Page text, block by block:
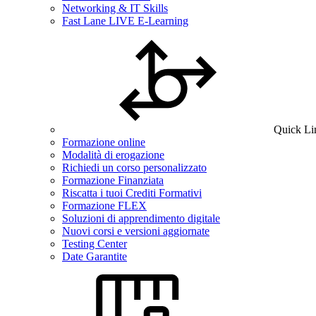
Networking & IT Skills
Fast Lane LIVE E-Learning
Quick
Formazione online
Modalità di erogazione
Richiedi un corso personalizzato
Formazione Finanziata
Riscatta i tuoi Crediti Formativi
Formazione FLEX
Soluzioni di apprendimento digitale
Nuovi corsi e versioni aggiornate
Testing Center
Date Garantite